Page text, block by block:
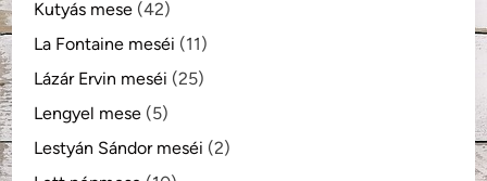
Kutyás mese (42)
La Fontaine meséi (11)
Lázár Ervin meséi (25)
Lengyel mese (5)
Lestyán Sándor meséi (2)